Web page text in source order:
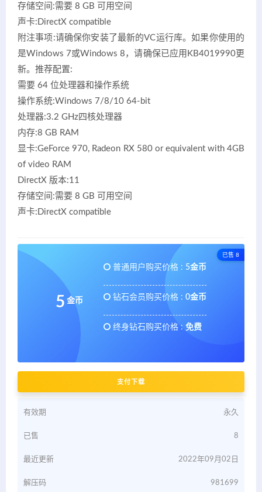
存储空间:需要 8 GB 可用空间
声卡:DirectX compatible
附注事项:请确保你安装了最新的VC运行库。如果你使用的
是Windows 7或Windows 8，请确保已应用KB4019990更
新。推荐配置:
需要 64 位处理器和操作系统
操作系统:Windows 7/8/10 64-bit
处理器:3.2 GHz四核处理器
内存:8 GB RAM
显卡:GeForce 970, Radeon RX 580 or equivalent with 4GB
of video RAM
DirectX 版本:11
存储空间:需要 8 GB 可用空间
声卡:DirectX compatible
已售 8
5 金币
普通用户购买价格 : 5金币
钻石会员购买价格 : 0金币
终身钻石购买价格 : 免费
支付下载
有效期 永久
已售 8
最近更新 2022年09月02日
解压码 981699